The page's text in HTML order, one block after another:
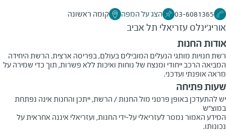
03-6081365 הצג על המפה קומה ראשונה
אוריג'ינלס עזריאלי תל אביב
אודות החנות
רשת חנויות מותגי הנעלים המובילים בעולם, בפריסה ארצית. הרשת היחידה
המביאה הרכב ייחודי ומנצח של נוחות ואיכות ללא פשרות, תוך כדי שמירה על
מראה אופנתי ועדכני.
שעות פתיחה
במוצ"ש
המידע האמור נמסר לעזריאלי על-ידי החנות, ועזריאלי איננה אחראית על